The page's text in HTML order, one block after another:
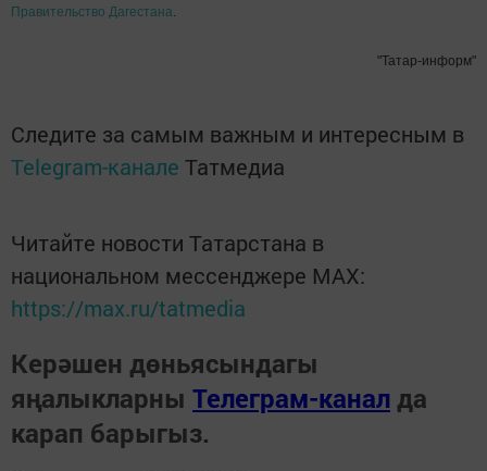
Правительство Дагестана.
"Татар-информ"
Следите за самым важным и интересным в
Telegram-канале Татмедиа
Читайте новости Татарстана в
национальном мессенджере MАХ:
https://max.ru/tatmedia
Керәшен дөньясындагы
яңалыкларны Телеграм-канал да
карап барыгыз.